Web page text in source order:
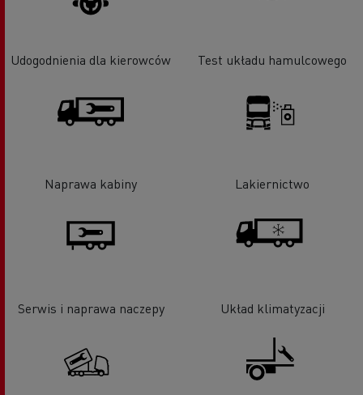
Udogodnienia dla kierowców Test układu hamulcowego
Naprawa kabiny Lakiernictwo
Serwis i naprawa naczepy Układ klimatyzacji